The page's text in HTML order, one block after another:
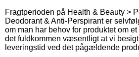
Fragtperioden på Health & Beauty >
Deodorant & Anti-Perspirant er
om man har behov for produktet om
det fuldkommen væsentligt at vi
leveringstid ved det pågældende